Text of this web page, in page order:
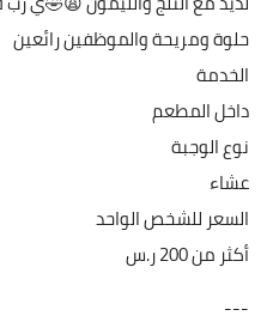
حلوة ومريحة والموظفين رائعين
الخدمة
داخل المطعم
نوع الوجبة
عشاء
السعر للشخص الواحد
أكثر من ‏200 ر.س
---